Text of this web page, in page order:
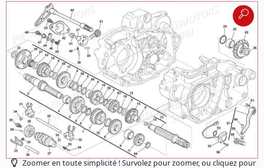
Zoomer en toute simplicité ! Survolez pour zoomer, ou cliquez pour